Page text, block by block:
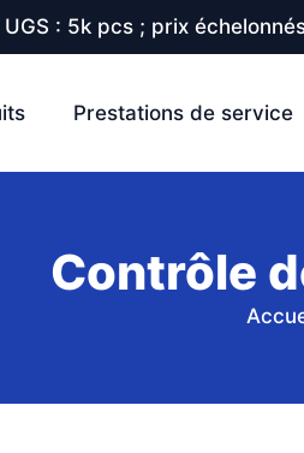
: 5k pcs ; prix
Prestations de service
Contrôle